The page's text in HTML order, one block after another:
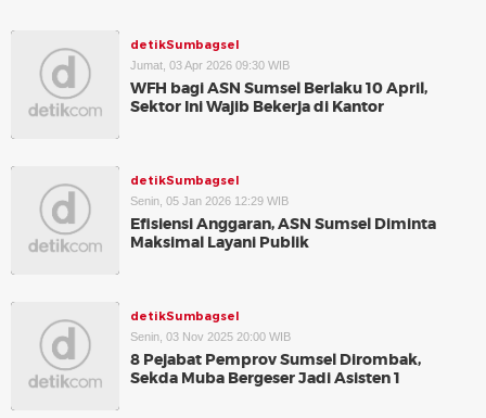
detikSumbagsel
Jumat, 03 Apr 2026 09:30 WIB
WFH bagi ASN Sumsel Berlaku 10 April,
Sektor Ini Wajib Bekerja di Kantor
detikSumbagsel
Senin, 05 Jan 2026 12:29 WIB
Efisiensi Anggaran, ASN Sumsel Diminta
Maksimal Layani Publik
detikSumbagsel
Senin, 03 Nov 2025 20:00 WIB
8 Pejabat Pemprov Sumsel Dirombak,
Sekda Muba Bergeser Jadi Asisten 1